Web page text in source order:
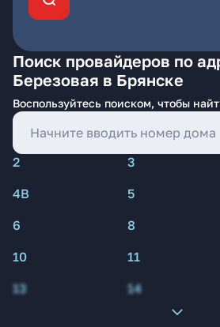
Поиск провайдеров по
Березовая в Брянске
Воспользуйтесь поиском, чтобы
2 3
4В
5
6
8
10
11
13
14